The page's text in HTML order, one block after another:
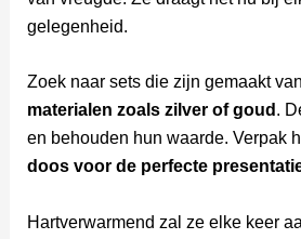
gelegenheid.
Zoek naar sets die zijn gemaakt van
materialen zoals zilver of goud .
en behouden hun waarde. Verpak
doos voor de perfecte
Hartverwarmend zal ze elke keer